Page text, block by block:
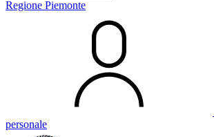
Regione Piemonte
personale